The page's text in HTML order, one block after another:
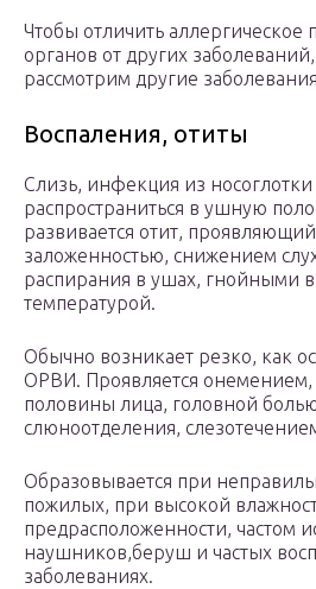
Чтобы отличить аллергическое
органов от других
рассмотрим другие
Воспаления, отиты
Слизь, инфекция из
распространиться в ушную
развивается отит,
заложенностью, снижением
распирания в ушах, гнойными
температурой.
Обычно возникает резко, как
ОРВИ. Проявляется онемением,
половины лица, головной
слюноотделения,
Образовывается при
пожилых, при высокой
предрасположенности, частом
наушников,беруш и частых
заболеваниях.